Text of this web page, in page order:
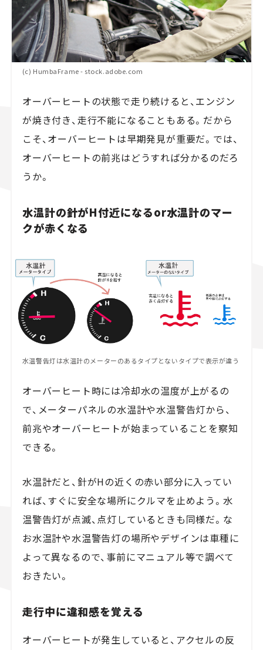
(c) HumbaFrame - stock.adobe.com
オーバーヒートの状態で走り続けると、エンジン
が焼き付き、走行不能になることもある。だから
こそ、オーバーヒートは早期発見が重要だ。では、
オーバーヒートの前兆はどうすれば分かるのだろ
うか。
水温計の針がH付近になるor水温計のマー
クが赤くなる
水温警告灯は水温計のメーターのあるタイプとないタイプで表示が違う
オーバーヒート時には冷却水の温度が上がるの
で、メーターパネルの水温計や水温警告灯から、
前兆やオーバーヒートが始まっていることを察知
できる。
水温計だと、針がHの近くの赤い部分に入ってい
れば、すぐに安全な場所にクルマを止めよう。水
温警告灯が点滅、点灯しているときも同様だ。な
お水温計や水温警告灯の場所やデザインは車種に
よって異なるので、事前にマニュアル等で調べて
おきたい。
走行中に違和感を覚える
オーバーヒートが発生していると、アクセルの反